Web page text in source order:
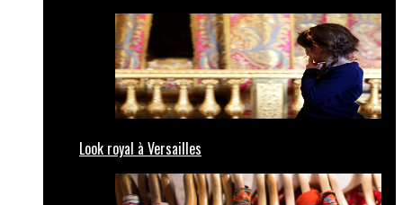
Look royal à Versailles